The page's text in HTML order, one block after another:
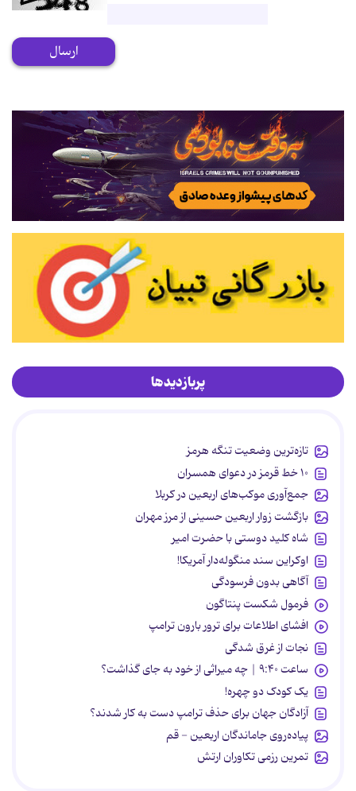
ارسال
پربازدیدها
تازه‌ترین وضعیت تنگه هرمز
۱۰ خط قرمز در دعوای همسران
جمع‌آوری موکب‌های اربعین در کربلا
بازگشت زوار اربعین حسینی از مرز مهران
شاه کلید دوستی با حضرت امیر
اوکراین سند منگوله‌دار آمریکا!
آگاهی بدون فرسودگی
فرمول شکست پنتاگون
افشای اطلاعات برای ترور بارون ترامپ
نجات از غرق شدگی
ساعت ۹:۴۰ | چه میراثی از خود به جای گذاشت؟
یک کودک دو چهره!
آزادگان جهان برای حذف ترامپ دست به کار شدند؟
پیاده‌روی جاماندگان اربعین - قم
تمرین رزمی تکاوران ارتش